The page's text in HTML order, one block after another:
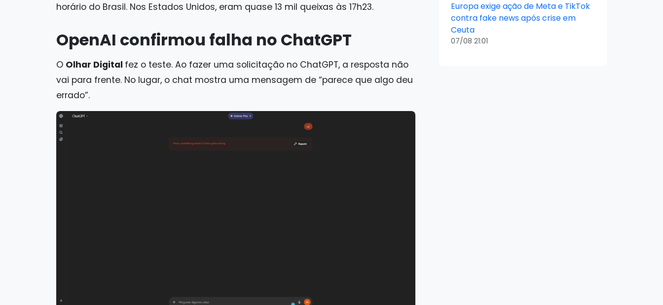
horário do Brasil. Nos Estados Unidos, eram quase 13 mil queixas às 17h23.
OpenAI confirmou falha no ChatGPT
O Olhar Digital fez o teste. Ao fazer uma solicitação no ChatGPT, a resposta não
vai para frente. No lugar, o chat mostra uma mensagem de “parece que algo deu
errado”.
Europa exige ação de Meta e TikTok
contra fake news após crise em
Ceuta
07/08 21:01